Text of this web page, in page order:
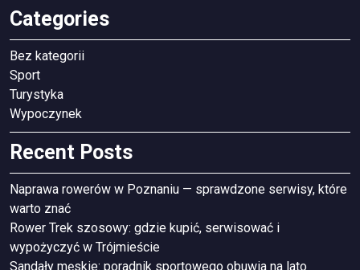
Categories
Bez kategorii
Sport
Turystyka
Wypoczynek
Recent Posts
Naprawa rowerów w Poznaniu — sprawdzone serwisy, które
warto znać
Rower Trek szosowy: gdzie kupić, serwisować i
wypożyczyć w Trójmieście
Sandały męskie: poradnik sportowego obuwia na lato